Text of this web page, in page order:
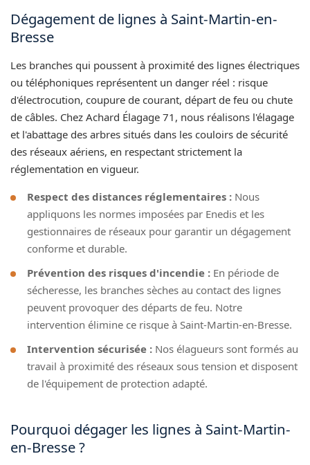
Dégagement de lignes à Saint-Martin-en-
Bresse
Les branches qui poussent à proximité des lignes électriques
ou téléphoniques représentent un danger réel : risque
d'électrocution, coupure de courant, départ de feu ou chute
de câbles. Chez Achard Élagage 71, nous réalisons l'élagage
et l'abattage des arbres situés dans les couloirs de sécurité
des réseaux aériens, en respectant strictement la
réglementation en vigueur.
Respect des distances réglementaires : Nous
appliquons les normes imposées par Enedis et les
gestionnaires de réseaux pour garantir un dégagement
conforme et durable.
Prévention des risques d'incendie : En période de
sécheresse, les branches sèches au contact des lignes
peuvent provoquer des départs de feu. Notre
intervention élimine ce risque à Saint-Martin-en-Bresse.
Intervention sécurisée : Nos élagueurs sont formés au
travail à proximité des réseaux sous tension et disposent
de l'équipement de protection adapté.
Pourquoi dégager les lignes à Saint-Martin-
en-Bresse ?